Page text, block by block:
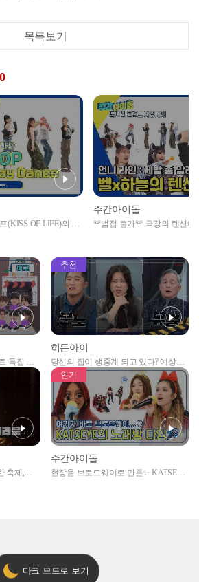
목록보기
(KISS OF LIFE)의 K-
Ver.) l #YouandMe
주간아이돌
🚨범접 불가🚨 극강의 텐션에
특집 남
추천
히든아이
당신의 집이 생중계 되고 있다? 예상치
못한 곳에서 일어나는 불법촬영 범죄!
축제,
인기
주간아이돌
현장을 브로드웨이로 만든✨ KATSEYE
다크 모드로 보기